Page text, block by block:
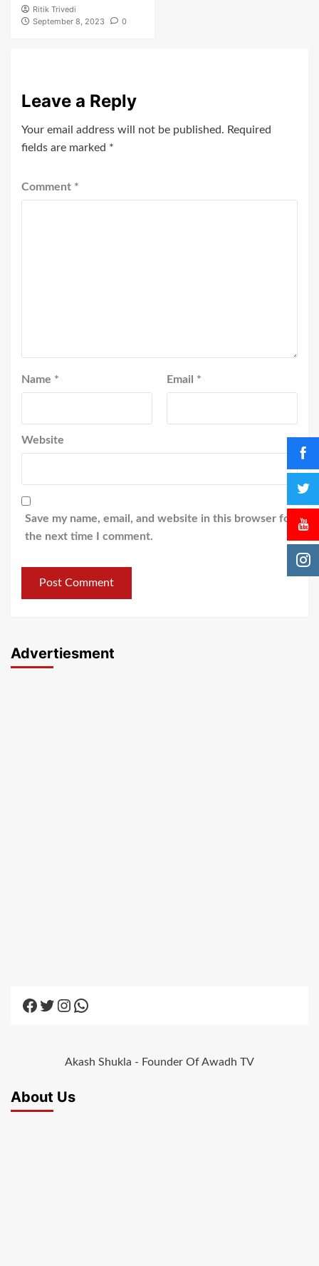
Ritik Trivedi
September 8, 2023
0
Leave a Reply
Your email address will not be published. Required
fields are marked *
Comment *
Name * Email *
Website
Save my name, email, and website in this browser for
the next time I comment.
Advertiesment
Facebook
Twitter
Instagram
WhatsApp
Akash Shukla - Founder Of Awadh TV
About Us